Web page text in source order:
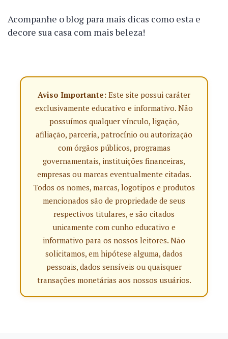
Acompanhe o blog para mais dicas como esta e
decore sua casa com mais beleza!
Aviso Importante: Este site possui caráter
exclusivamente educativo e informativo. Não
possuímos qualquer vínculo, ligação,
afiliação, parceria, patrocínio ou autorização
com órgãos públicos, programas
governamentais, instituições financeiras,
empresas ou marcas eventualmente citadas.
Todos os nomes, marcas, logotipos e produtos
mencionados são de propriedade de seus
respectivos titulares, e são citados
unicamente com cunho educativo e
informativo para os nossos leitores. Não
solicitamos, em hipótese alguma, dados
pessoais, dados sensíveis ou quaisquer
transações monetárias aos nossos usuários.